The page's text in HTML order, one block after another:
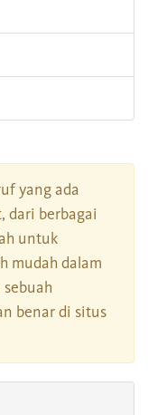
yang ada
dari berbagai
untuk
mudah dalam
benar di situs